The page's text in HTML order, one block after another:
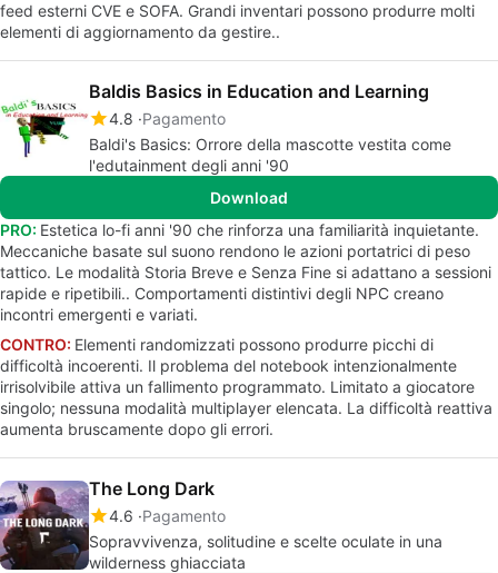
feed esterni CVE e SOFA. Grandi inventari possono produrre molti
elementi di aggiornamento da gestire..
Baldis Basics in Education and Learning
4.8 Pagamento
Baldi's Basics: Orrore della mascotte vestita come
l'edutainment degli anni '90
Download
PRO: Estetica lo-fi anni '90 che rinforza una familiarità inquietante.
Meccaniche basate sul suono rendono le azioni portatrici di peso
tattico. Le modalità Storia Breve e Senza Fine si adattano a sessioni
rapide e ripetibili.. Comportamenti distintivi degli NPC creano
incontri emergenti e variati.
CONTRO: Elementi randomizzati possono produrre picchi di
difficoltà incoerenti. Il problema del notebook intenzionalmente
irrisolvibile attiva un fallimento programmato. Limitato a giocatore
singolo; nessuna modalità multiplayer elencata. La difficoltà reattiva
aumenta bruscamente dopo gli errori.
The Long Dark
4.6 Pagamento
Sopravvivenza, solitudine e scelte oculate in una
wilderness ghiacciata